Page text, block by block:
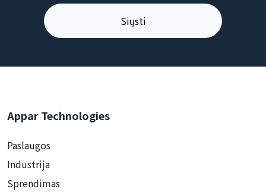
Appar Technologies
Paslaugos
Industrija
Sprendimas